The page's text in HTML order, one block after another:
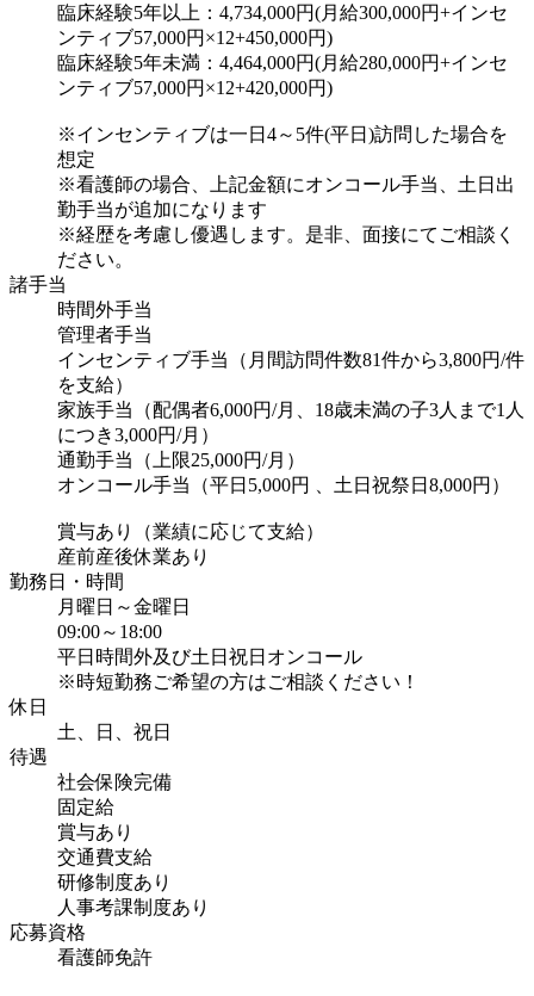
臨床経験5年以上：4,734,000円(月給300,000円+インセ
ンティブ57,000円×12+450,000円)
臨床経験5年未満：4,464,000円(月給280,000円+インセ
ンティブ57,000円×12+420,000円)
※インセンティブは一日4～5件(平日)訪問した場合を
想定
※看護師の場合、上記金額にオンコール手当、土日出
勤手当が追加になります
※経歴を考慮し優遇します。是非、面接にてご相談く
ださい。
諸手当
時間外手当
管理者手当
インセンティブ手当（月間訪問件数81件から3,800円/件
を支給）
家族手当（配偶者6,000円/月、18歳未満の子3人まで1人
につき3,000円/月）
通勤手当（上限25,000円/月）
オンコール手当（平日5,000円 、土日祝祭日8,000円）
賞与あり（業績に応じて支給）
産前産後休業あり
勤務日・時間
月曜日～金曜日
09:00～18:00
平日時間外及び土日祝日オンコール
※時短勤務ご希望の方はご相談ください！
休日
土、日、祝日
待遇
社会保険完備
固定給
賞与あり
交通費支給
研修制度あり
人事考課制度あり
応募資格
看護師免許